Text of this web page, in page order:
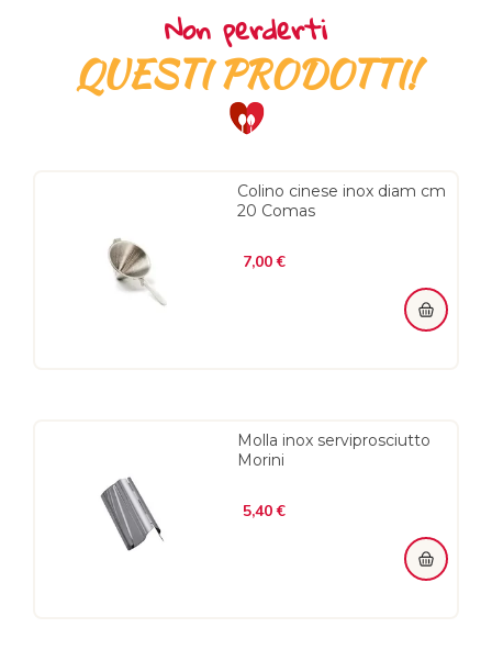
Non perderti
QUESTI PRODOTTI!
Colino cinese inox diam cm
20 Comas
7,00 €
Molla inox serviprosciutto
Morini
5,40 €